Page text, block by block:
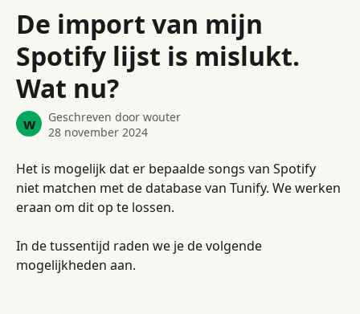
De import van mijn
Spotify lijst is mislukt.
Wat nu?
w Geschreven door wouter
28 november 2024
Het is mogelijk dat er bepaalde songs van Spotify
niet matchen met de database van Tunify. We werken
eraan om dit op te lossen.
In de tussentijd raden we je de volgende
mogelijkheden aan.